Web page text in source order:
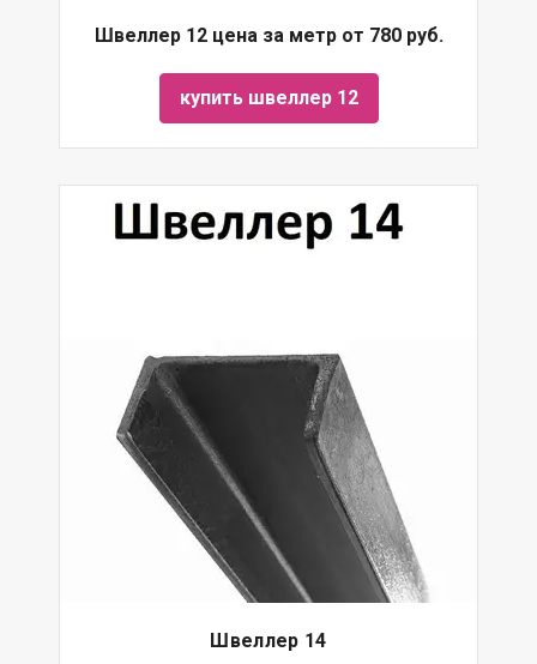
Швеллер 12 цена за метр от 780 руб.
купить швеллер 12
Швеллер 14